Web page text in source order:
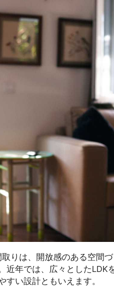
りは、開放感のある空間
近年では、広々としたLDK
すい設計ともいえます。